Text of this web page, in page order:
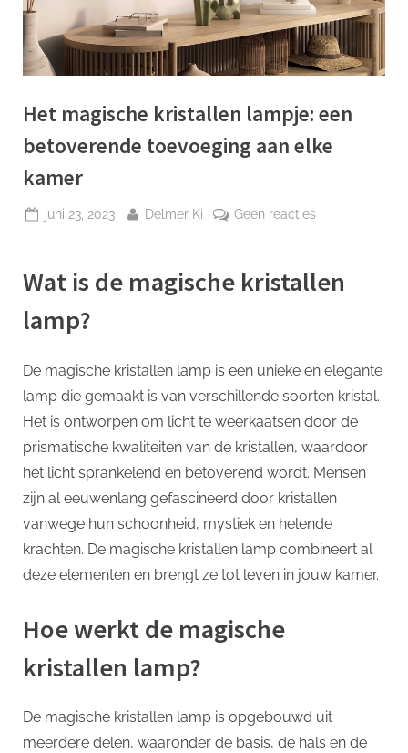
Het magische kristallen lampje: een
betoverende toevoeging aan elke
kamer
Geplaatst
juni 23, 2023 Door
Delmer Ki Geen reactiesop
kristallen
elke
kamer
Wat is de magische kristallen
lamp?
De magische kristallen lamp is een unieke en elegante
lamp die gemaakt is van verschillende soorten kristal.
Het is ontworpen om licht te weerkaatsen door de
prismatische kwaliteiten van de kristallen, waardoor
het licht sprankelend en betoverend wordt. Mensen
zijn al eeuwenlang gefascineerd door kristallen
vanwege hun schoonheid, mystiek en helende
krachten. De magische kristallen lamp combineert al
deze elementen en brengt ze tot leven in jouw kamer.
Hoe werkt de magische
kristallen lamp?
De magische kristallen lamp is opgebouwd uit
meerdere delen, waaronder de basis, de hals en de